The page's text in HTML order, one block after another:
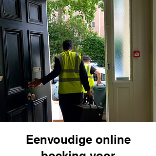
Eenvoudige online